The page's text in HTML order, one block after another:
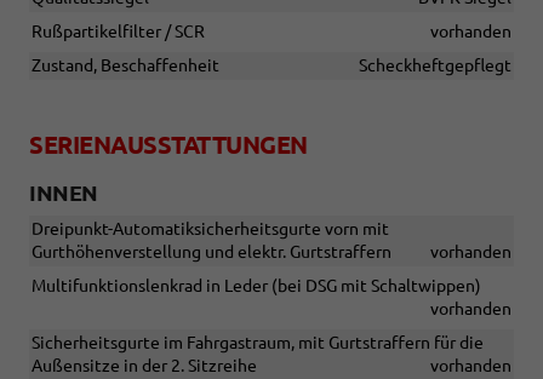
Rußpartikelfilter / SCR
vorhanden
Zustand, Beschaffenheit
Scheckheftgepflegt
SERIENAUSSTATTUNGEN
INNEN
Dreipunkt-Automatiksicherheitsgurte vorn mit
Gurthöhenverstellung und elektr. Gurtstraffern
vorhanden
Multifunktionslenkrad in Leder (bei DSG mit Schaltwippen)
vorhanden
Sicherheitsgurte im Fahrgastraum, mit Gurtstraffern für die
Außensitze in der 2. Sitzreihe
vorhanden